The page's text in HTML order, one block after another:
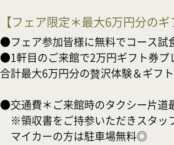
【フェア限定＊最大6万円分のギ
●フェア参加皆様に無料でコース試
●1軒目のご来館で2万円ギフト券プ
合計最大6万円分の贅沢体験＆ギフ
●交通費＊ご来館時のタクシー片道
※領収書をご持参いただきスタッ
マイカーの方は駐車場無料◎